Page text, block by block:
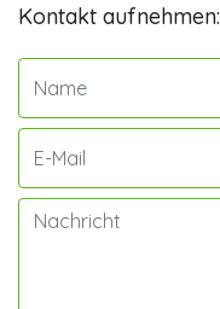
Kontakt aufnehmen: